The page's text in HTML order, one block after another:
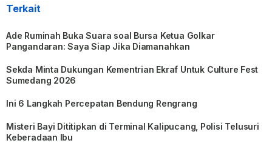
Terkait
Ade Ruminah Buka Suara soal Bursa Ketua Golkar
Pangandaran: Saya Siap Jika Diamanahkan
Sekda Minta Dukungan Kementrian Ekraf Untuk Culture Fest
Sumedang 2026
Ini 6 Langkah Percepatan Bendung Rengrang
Misteri Bayi Dititipkan di Terminal Kalipucang, Polisi Telusuri
Keberadaan Ibu